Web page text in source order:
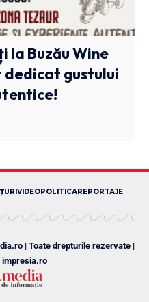
la Buzău Wine
dedicat gustului
VIDEOPOLITICAREPORTAJE
| Toate drepturile rezervate |
impresia.ro